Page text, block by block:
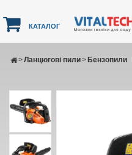
КАТАЛОГ
Ланцюгові пили
> Бензопили
>